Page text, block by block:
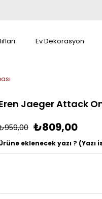
Ev Dekorasyon
Jaeger Attack
₺809,00
eklenecek yazı ?